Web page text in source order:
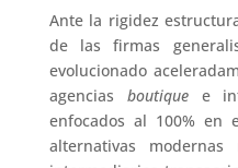
Ante la rigidez
de las firmas
evolucionado
agencias boutiquee
enfocados al 100% en
alternativas